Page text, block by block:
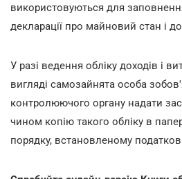
використовуються для
декларації про майновий стан і
У разі ведення обліку доходів і
вигляді самозайнята особа
контролюючого органу надати
чином копію такого обліку в
порядку, встановленому